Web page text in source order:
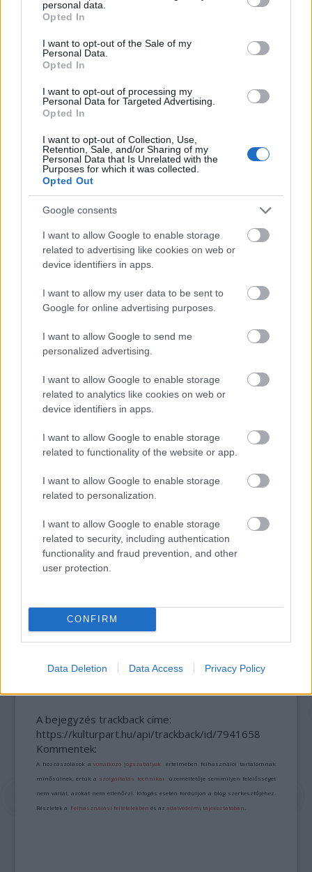
grant or deny consent to Google and its third-party tags to
use your data for below specified purposes in below Google
consent section.
personal data.
Opted In
I want to opt-out of the Sale of my
Personal Data.
Opted In
I want to opt-out of processing my
Personal Data for Targeted Advertising.
Opted In
I want to opt-out of Collection, Use,
Retention, Sale, and/or Sharing of my
Personal Data that Is Unrelated with the
Purposes for which it was collected.
Opted Out
Google consents
I want to allow Google to enable storage
related to advertising like cookies on web or
device identifiers in apps.
I want to allow my user data to be sent to
Google for online advertising purposes.
I want to allow Google to send me
personalized advertising.
I want to allow Google to enable storage
related to analytics like cookies on web or
device identifiers in apps.
I want to allow Google to enable storage
related to functionality of the website or app.
I want to allow Google to enable storage
related to personalization.
I want to allow Google to enable storage
related to security, including authentication
functionality and fraud prevention, and other
user protection.
CONFIRM
Data Deletion Data Access Privacy Policy
ahol mindenki megcsodálhatná ezt a
A festmény Nagy-Britanniában maradásához
összeget a múzeumok képtelenek
finanszírozni. A miniszter korlátozása május
jéig meghosszabbítható.
Forrás: The Guardian
Nagy-Britannia Kereszténység Római Birodalom Festmény
Képző
AZ EMBERSÉG ÜNNEPE
EGY VÁLOGATOTT TÁRSASÁGRA”
ART AND ANTIQUE: FEBRUÁR 6-ÁN KEZDŐDIK A
MŰVÉSZETI SEREGSZEMLE
A bejegyzés trackback címe:
https://kulturpart.hu/api/trackback/id/7941658
Kommentek:
A hozzászólások avonatkozó jogszabályok értelmében felhasználói tartalomnak
minősülnek, értük a szolgáltatás technikai üzemeltetője semmilyen felelősséget
nem vállal, azokat nem ellenőrzi. Kifogás esetén forduljon a blog szerkesztőjéhez.
Részletek a Felhasználási feltételekben és azadatvédelmi tájékoztatóban